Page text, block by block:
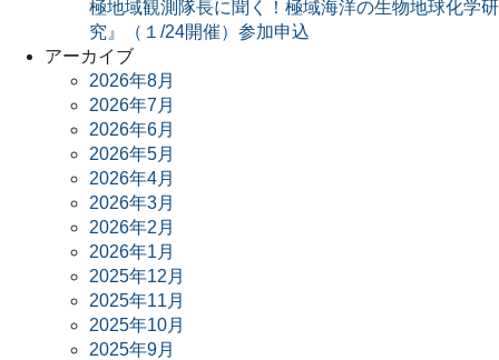
極地域観測隊長に聞く！極域海洋の生物地球化学研
究』（１/24開催）参加申込
アーカイブ
2026年8月
2026年7月
2026年6月
2026年5月
2026年4月
2026年3月
2026年2月
2026年1月
2025年12月
2025年11月
2025年10月
2025年9月